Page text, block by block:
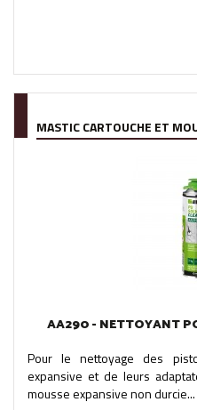
MASTIC CARTOUCHE ET
AA290 - NETTOYANT
Pour le nettoyage des
expansive et de leurs
mousse expansive non durcie...